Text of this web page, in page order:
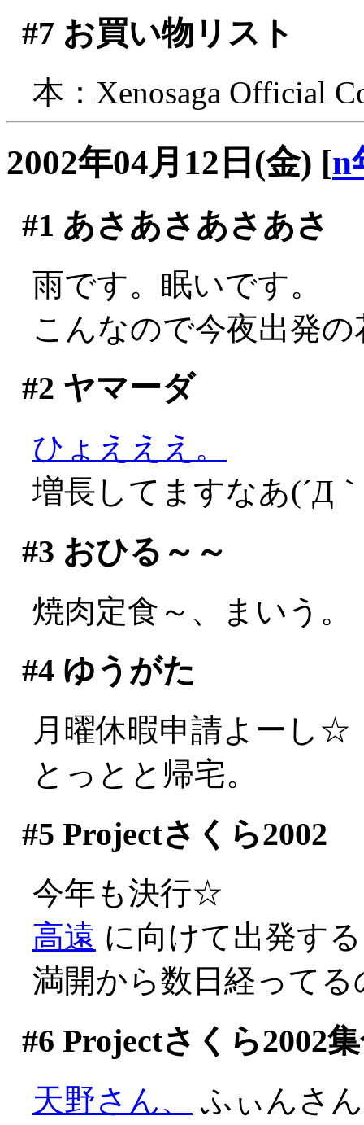
#7 お買い物リスト
本：Xenosaga Official
2002年04月12日(金) [n
#1 あさあさあさあさ
雨です。眠いです。
こんなので今夜出発
#2 ヤマーダ
ひょえええ。
増長してますなあ(´Д
#3 おひる～～
焼肉定食～、まいう。
#4ゆうがた
月曜休暇申請よーし☆
とっとと帰宅。
#5 Projectさくら2002
今年も決行☆
高遠 に向けて出発す
満開から数日経って
#6 Projectさくら2002
天野さん、
ふぃんさ